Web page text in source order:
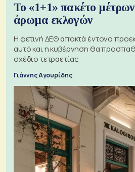
Το «1+1» πακέτο
άρωμα εκλογών
Η φετινή ΔΕΘ αποκτά έντονο
αυτό και η κυβέρνηση θα
σχέδιο τετραετίας
Γιάννης Αγουρίδης